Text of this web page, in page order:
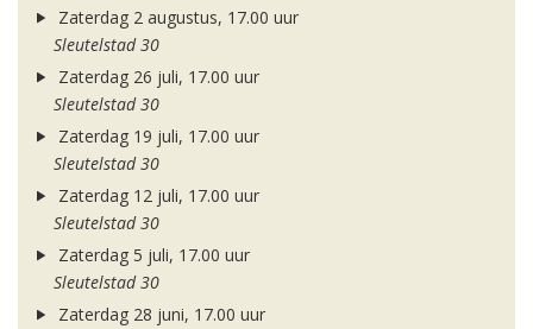
Zaterdag 2 augustus, 17.00 uur
Sleutelstad 30
Zaterdag 26 juli, 17.00 uur
Sleutelstad 30
Zaterdag 19 juli, 17.00 uur
Sleutelstad 30
Zaterdag 12 juli, 17.00 uur
Sleutelstad 30
Zaterdag 5 juli, 17.00 uur
Sleutelstad 30
Zaterdag 28 juni, 17.00 uur